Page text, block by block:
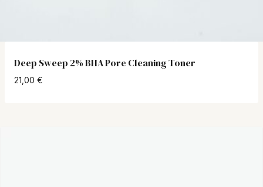
Deep Sweep 2% BHA Pore Cleaning Toner
21,00 €